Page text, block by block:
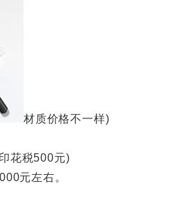
材质价格不一样)
花税500元)
元左右。